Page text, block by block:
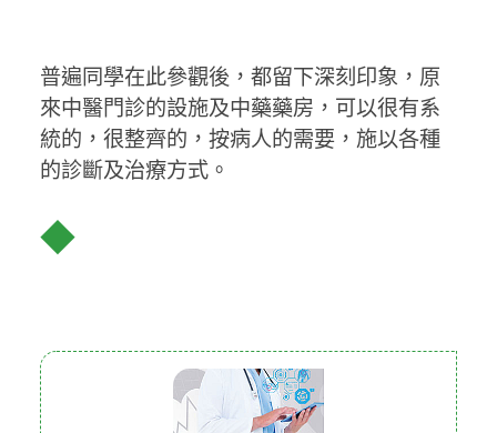
普遍同學在此參觀後，都留下深刻印象，原
來中醫門診的設施及中藥藥房，可以很有系
統的，很整齊的，按病人的需要，施以各種
的診斷及治療方式。
◆